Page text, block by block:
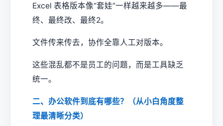
Excel 表格版本像“套娃”一样越来越多——最
终、最终改、最终2。
文件传来传去，协作全靠人工对版本。
这些混乱都不是员工的问题，而是工具缺乏
统一。
二、办公软件到底有哪些？（从小白角度整
理最清晰分类）